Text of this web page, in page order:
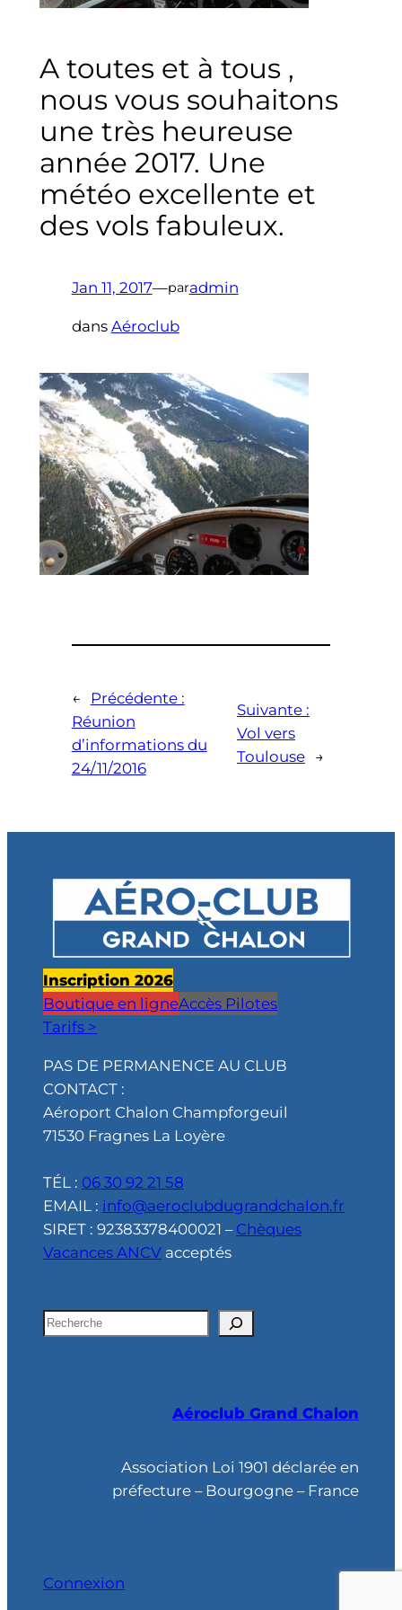
A toutes et à tous ,
nous vous souhaitons
une très heureuse
année 2017. Une
météo excellente et
des vols fabuleux.
Jan 11, 2017—paradmin
dans Aéroclub
←
Précédente :
Réunion
d’informations du
24/11/2016
Suivante :
Vol vers
Toulouse
→
Inscription 2026
Boutique en ligneAccès Pilotes
Tarifs >
PAS DE PERMANENCE AU CLUB
CONTACT :
Aéroport Chalon Champforgeuil
71530 Fragnes La Loyère
TÉL : 06 30 92 21 58
EMAIL : info@aeroclubdugrandchalon.fr
SIRET : 92383378400021 – Chèques
Vacances ANCV acceptés
R
Aéroclub Grand Chalon
Association Loi 1901 déclarée en
préfecture – Bourgogne – France
Connexion